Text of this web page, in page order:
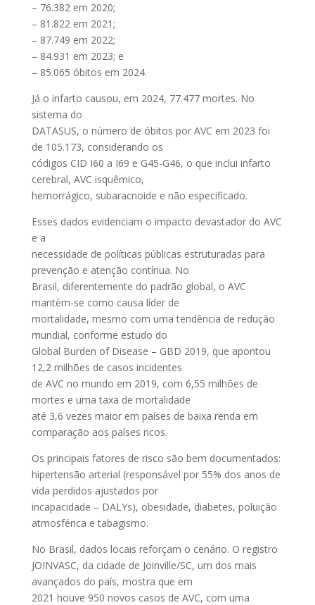
– 76.382 em 2020;
– 81.822 em 2021;
– 87.749 em 2022;
– 84.931 em 2023; e
– 85.065 óbitos em 2024.
Já o infarto causou, em 2024, 77.477 mortes. No
sistema do
DATASUS, o número de óbitos por AVC em 2023 foi
de 105.173, considerando os
códigos CID I60 a I69 e G45-G46, o que inclui infarto
cerebral, AVC isquêmico,
hemorrágico, subaracnoide e não especificado.
Esses dados evidenciam o impacto devastador do AVC
e a
necessidade de políticas públicas estruturadas para
prevenção e atenção contínua. No
Brasil, diferentemente do padrão global, o AVC
mantém-se como causa líder de
mortalidade, mesmo com uma tendência de redução
mundial, conforme estudo do
Global Burden of Disease – GBD 2019, que apontou
12,2 milhões de casos incidentes
de AVC no mundo em 2019, com 6,55 milhões de
mortes e uma taxa de mortalidade
até 3,6 vezes maior em países de baixa renda em
comparação aos países ricos.
Os principais fatores de risco são bem documentados:
hipertensão arterial (responsável por 55% dos anos de
vida perdidos ajustados por
incapacidade – DALYs), obesidade, diabetes, poluição
atmosférica e tabagismo.
No Brasil, dados locais reforçam o cenário. O registro
JOINVASC, da cidade de Joinville/SC, um dos mais
avançados do país, mostra que em
2021 houve 950 novos casos de AVC, com uma